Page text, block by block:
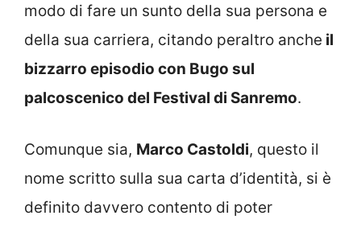
modo di fare un sunto della sua persona e
della sua carriera, citando peraltro anche il
bizzarro episodio con Bugo sul
palcoscenico del Festival di Sanremo.
Comunque sia, Marco Castoldi, questo il
nome scritto sulla sua carta d’identità, si è
definito davvero contento di poter